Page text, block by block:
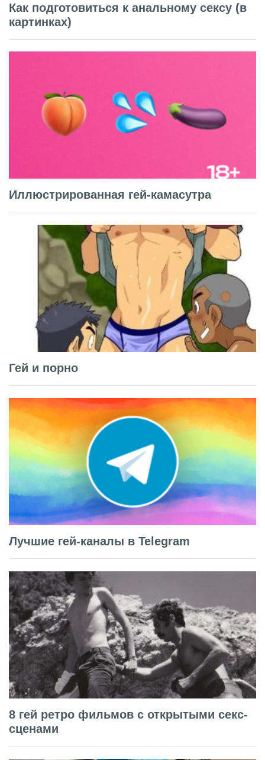
Как подготовиться к анальному сексу (в
картинках)
Иллюстрированная гей-камасутра
Гей и порно
Лучшие гей-каналы в Telegram
8 гей ретро фильмов с открытыми секс-
сценами